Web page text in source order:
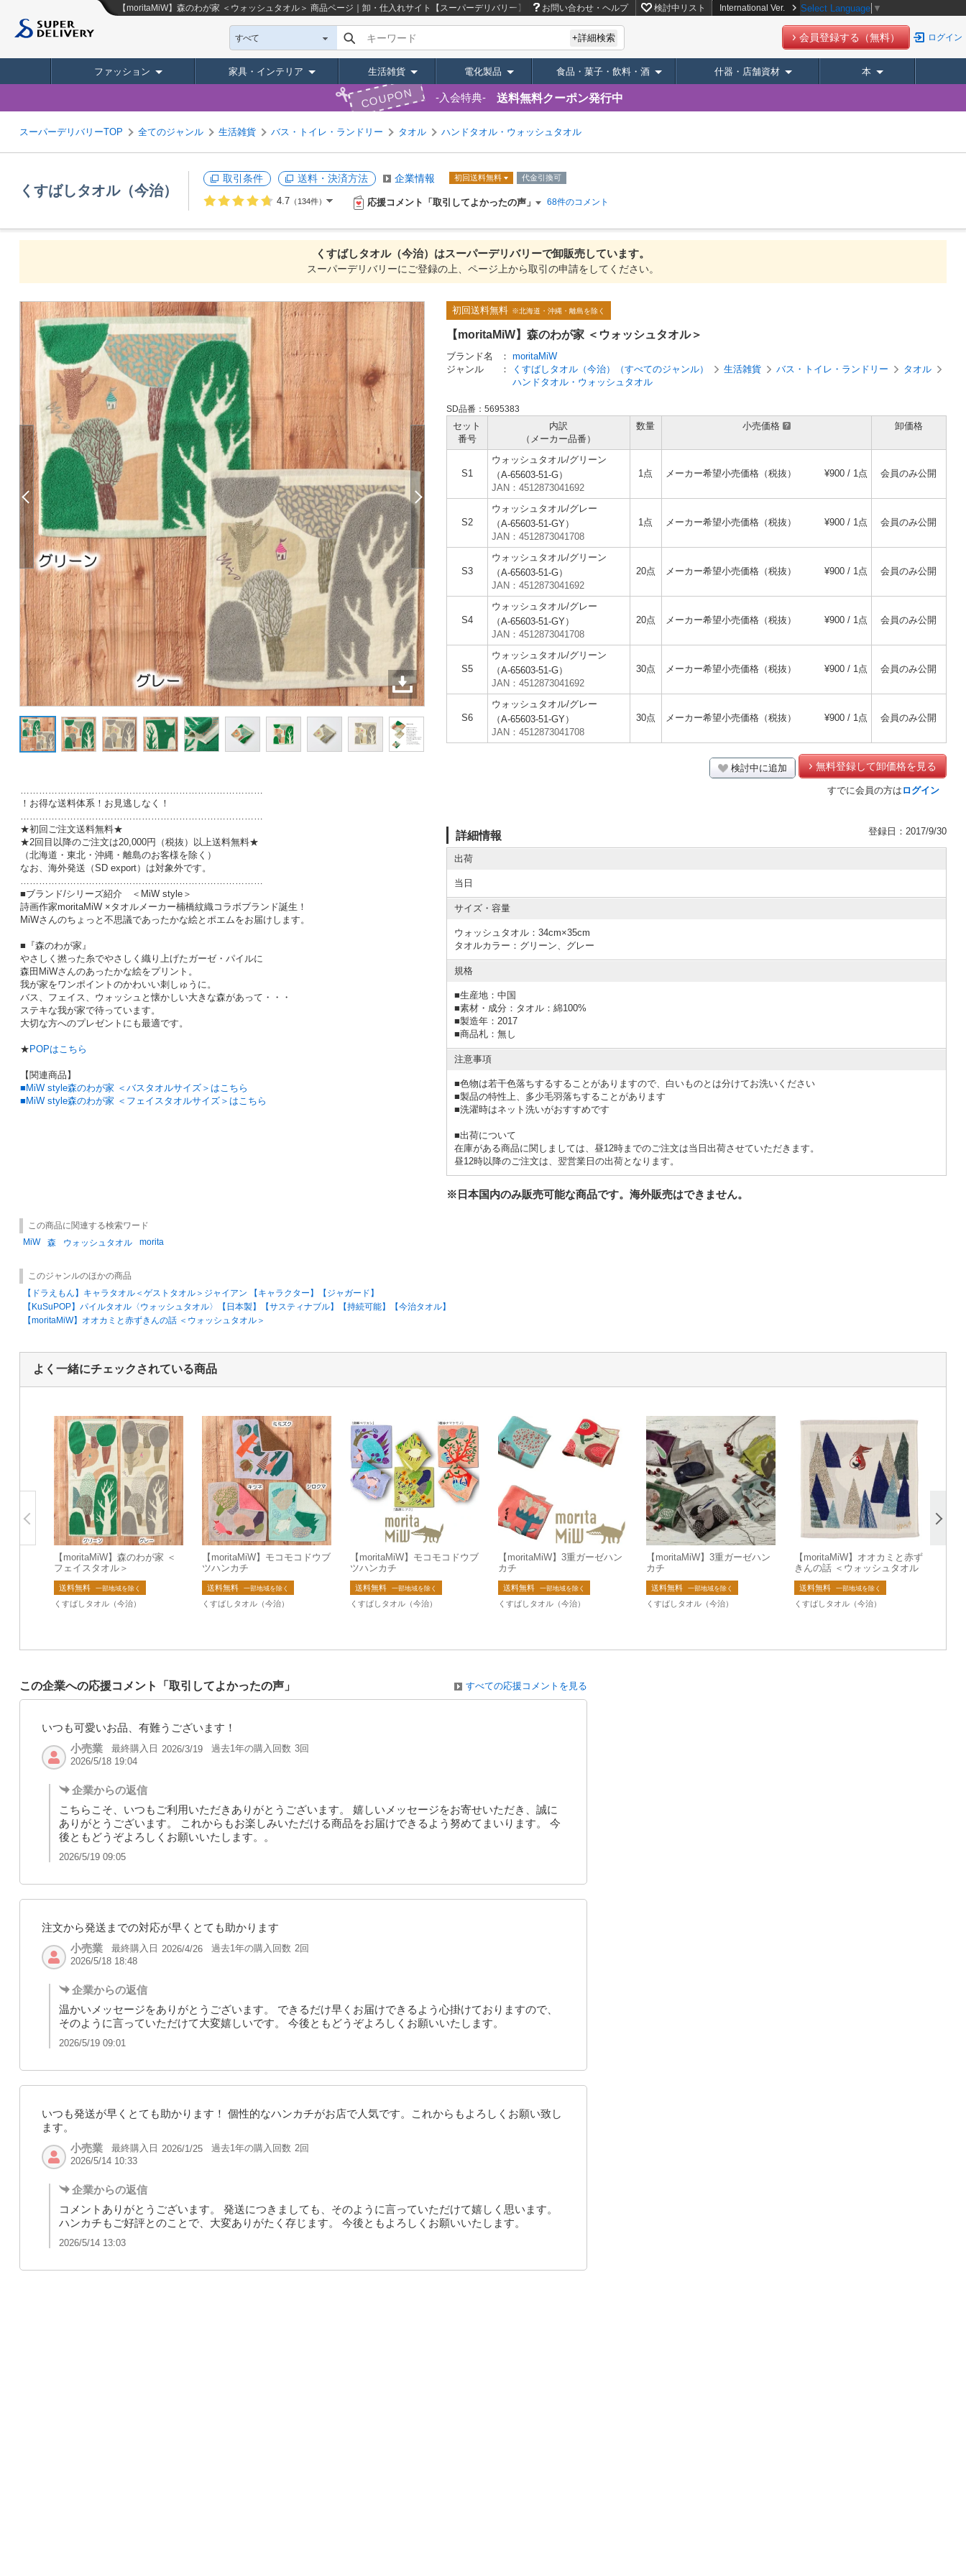
【moritaMiW】森のわが家 ＜ウォッシュタオル＞ 商品ページ｜卸・仕入れサイト【スーパーデリバリー】 お問い合わせ・ヘルプ 検討中リスト International Ver. Select Language ▼
すべて キーワード +詳細検索 会員登録する（無料） ログイン
ファッション 家具・インテリア 生活雑貨 電化製品 食品・菓子・飲料・酒 什器・店舗資材 本
COUPON 入会特典 送料無料クーポン発行中
スーパーデリバリーTOP 全てのジャンル 生活雑貨 バス・トイレ・ランドリー タオル ハンドタオル・ウォッシュタオル
くすばしタオル（今治）
取引条件 送料・決済方法 企業情報 初回送料無料 代金引換可
4.7（134件） 応援コメント「取引してよかったの声」 68件のコメント
くすばしタオル（今治）はスーパーデリバリーで卸販売しています。
スーパーデリバリーにご登録の上、ページ上から取引の申請をしてください。
……………………………………………………………………
！お得な送料体系！お見逃しなく！
……………………………………………………………………
★初回ご注文送料無料★
★2回目以降のご注文は20,000円（税抜）以上送料無料★
（北海道・東北・沖縄・離島のお客様を除く）
なお、海外発送（SD export）は対象外です。
……………………………………………………………………
■ブランド/シリーズ紹介 ＜MiW style＞
詩画作家moritaMiW ×タオルメーカー楠橋紋織コラボブランド誕生！
MiWさんのちょっと不思議であったかな絵とポエムをお届けします。
■『森のわが家』
やさしく撚った糸でやさしく織り上げたガーゼ・パイルに
森田MiWさんのあったかな絵をプリント。
我が家をワンポイントのかわいい刺しゅうに。
バス、フェイス、ウォッシュと懐かしい大きな森があって・・・
ステキな我が家で待っています。
大切な方へのプレゼントにも最適です。
★ POPはこちら
【関連商品】
■MiW style森のわが家 ＜バスタオルサイズ＞はこちら
■MiW style森のわが家 ＜フェイスタオルサイズ＞はこちら
初回送料無料 ※北海道・沖縄・離島を除く
【moritaMiW】森のわが家 ＜ウォッシュタオル＞
ブランド名 ： moritaMiW
ジャンル
： くすばしタオル（今治）（すべてのジャンル） 生活雑貨 バス・トイレ・ランドリー
タオル
ハンドタオル・ウォッシュタオル
SD品番：5695383
セット
番号
内訳
（メーカー品番）
数量 小売価格 卸価格
S1
ウォッシュタオル/グリーン
（A-65603-51-G）
JAN：4512873041692
1点 メーカー希望小売価格（税抜） ¥900 / 1点 会員のみ公開
S2
ウォッシュタオル/グレー
（A-65603-51-GY）
JAN：4512873041708
1点 メーカー希望小売価格（税抜） ¥900 / 1点 会員のみ公開
S3
ウォッシュタオル/グリーン
（A-65603-51-G）
JAN：4512873041692
20点 メーカー希望小売価格（税抜） ¥900 / 1点 会員のみ公開
S4
ウォッシュタオル/グレー
（A-65603-51-GY）
JAN：4512873041708
20点 メーカー希望小売価格（税抜） ¥900 / 1点 会員のみ公開
S5
ウォッシュタオル/グリーン
（A-65603-51-G）
JAN：4512873041692
30点 メーカー希望小売価格（税抜） ¥900 / 1点 会員のみ公開
S6
ウォッシュタオル/グレー
（A-65603-51-GY）
JAN：4512873041708
30点 メーカー希望小売価格（税抜） ¥900 / 1点 会員のみ公開
検討中に追加 無料登録して卸価格を見る
すでに会員の方は ログイン
詳細情報 登録日：2017/9/30
出荷
当日
サイズ・容量
ウォッシュタオル：34cm×35cm
タオルカラー：グリーン、グレー
規格
■生産地：中国
■素材・成分：タオル：綿100%
■製造年：2017
■商品札：無し
注意事項
■色物は若干色落ちするすることがありますので、白いものとは分けてお洗いください
■製品の特性上、多少毛羽落ちすることがあります
■洗濯時はネット洗いがおすすめです
■出荷について
在庫がある商品に関しましては、昼12時までのご注文は当日出荷させていただきます。
昼12時以降のご注文は、翌営業日の出荷となります。
※日本国内のみ販売可能な商品です。海外販売はできません。
この商品に関連する検索ワード
MiW
森 ウォッシュタオル morita
このジャンルのほかの商品
【ドラえもん】キャラタオル＜ゲストタオル＞ジャイアン 【キャラクター】【ジャガード】
【KuSuPOP】パイルタオル〈ウォッシュタオル〉【日本製】【サスティナブル】【持続可能】【今治タオル】
【moritaMiW】オオカミと赤ずきんの話 ＜ウォッシュタオル＞
よく一緒にチェックされている商品
【moritaMiW】森のわが家 ＜
フェイスタオル＞
送料無料 一部地域を除く
くすばしタオル（今治）
【moritaMiW】モコモコドウブ
ツハンカチ
送料無料 一部地域を除く
くすばしタオル（今治）
【moritaMiW】モコモコドウブ
ツハンカチ
送料無料 一部地域を除く
くすばしタオル（今治）
【moritaMiW】3重ガーゼハン
カチ
送料無料 一部地域を除く
くすばしタオル（今治）
【moritaMiW】3重ガーゼハン
カチ
送料無料 一部地域を除く
くすばしタオル（今治）
【moritaMiW】オオカミと赤ず
きんの話 ＜ウォッシュタオル
＞
送料無料 一部地域を除く
くすばしタオル（今治）
この企業への応援コメント「取引してよかったの声」 すべての応援コメントを見る
いつも可愛いお品、有難うございます！
小売業
最終購入日 2026/3/19 過去1年の購入回数 3回
2026/5/18 19:04
企業からの返信
こちらこそ、いつもご利用いただきありがとうございます。 嬉しいメッセージをお寄せいただき、誠に
ありがとうございます。 これからもお楽しみいただける商品をお届けできるよう努めてまいります。 今
後ともどうぞよろしくお願いいたします。。
2026/5/19 09:05
注文から発送までの対応が早くとても助かります
小売業
最終購入日 2026/4/26 過去1年の購入回数 2回
2026/5/18 18:48
企業からの返信
温かいメッセージをありがとうございます。 できるだけ早くお届けできるよう心掛けておりますので、
そのように言っていただけて大変嬉しいです。 今後ともどうぞよろしくお願いいたします。
2026/5/19 09:01
いつも発送が早くとても助かります！ 個性的なハンカチがお店で人気です。これからもよろしくお願い致し
ます。
小売業
最終購入日 2026/1/25 過去1年の購入回数 2回
2026/5/14 10:33
企業からの返信
コメントありがとうございます。 発送につきましても、そのように言っていただけて嬉しく思います。
ハンカチもご好評とのことで、大変ありがたく存じます。 今後ともよろしくお願いいたします。
2026/5/14 13:03